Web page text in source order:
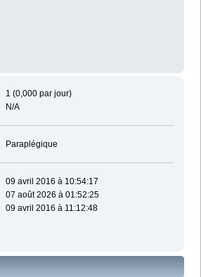
1 (0,000 par jour)
N/A
Paraplégique
09 avril 2016 à 10:54:17
07 août 2026 à 01:52:25
09 avril 2016 à 11:12:48